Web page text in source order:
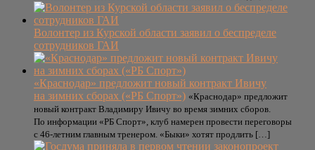
Волонтер из Курской области заявил о беспределе
сотрудников ГАИ
«Краснодар» предложит новый контракт Ивичу
на зимних сборах («РБ Спорт») «Краснодар» предложит
новый контракт Владимиру Ивичу во время зимних сборов.
По информации «РБ Спорт», клуб намерен провести переговоры
с 46-летним главным тренером. «Быки» хотят продлить […]